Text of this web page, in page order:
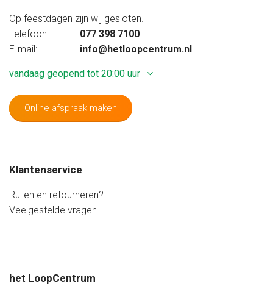
Op feestdagen zijn wij gesloten.
Telefoon:
077 398 7100
E-mail:
info@hetloopcentrum.nl
vandaag geopend tot 20:00 uur
Online afspraak maken
Donderdag
09:20 - 17:20 uur
Vrijdag
09:20 - 20:00 uur
Zaterdag
08:40 - 17:20 uur
Klantenservice
Ruilen en retourneren?
Veelgestelde vragen
het LoopCentrum